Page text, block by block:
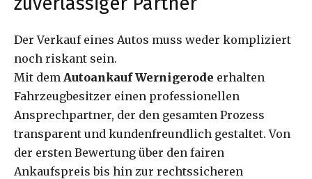
Der Verkauf eines Autos muss weder kompliziert
noch riskant sein.
Mit dem Autoankauf Wernigerode erhalten
Fahrzeugbesitzer einen professionellen
Ansprechpartner, der den gesamten Prozess
transparent und kundenfreundlich gestaltet. Von
der ersten Bewertung über den fairen
Ankaufspreis bis hin zur rechtssicheren